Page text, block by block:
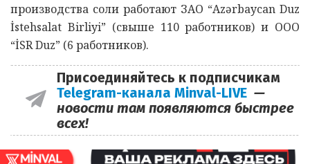
производства соли работают ЗАО “Azərbaycan Duz
İstehsalat Birliyi” (свыше 110 работников) и ООО
“İSR Duz” (6 работников).
Присоединяйтесь к подписчикам
Telegram-канала Minval-LIVE —
новости там появляются быстрее
всех!